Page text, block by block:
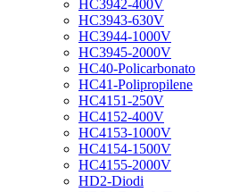
HC3942-400V
HC3943-630V
HC3944-1000V
HC3945-2000V
HC40-Policarbonato
HC41-Polipropilene
HC4151-250V
HC4152-400V
HC4153-1000V
HC4154-1500V
HC4155-2000V
HD2-Diodi